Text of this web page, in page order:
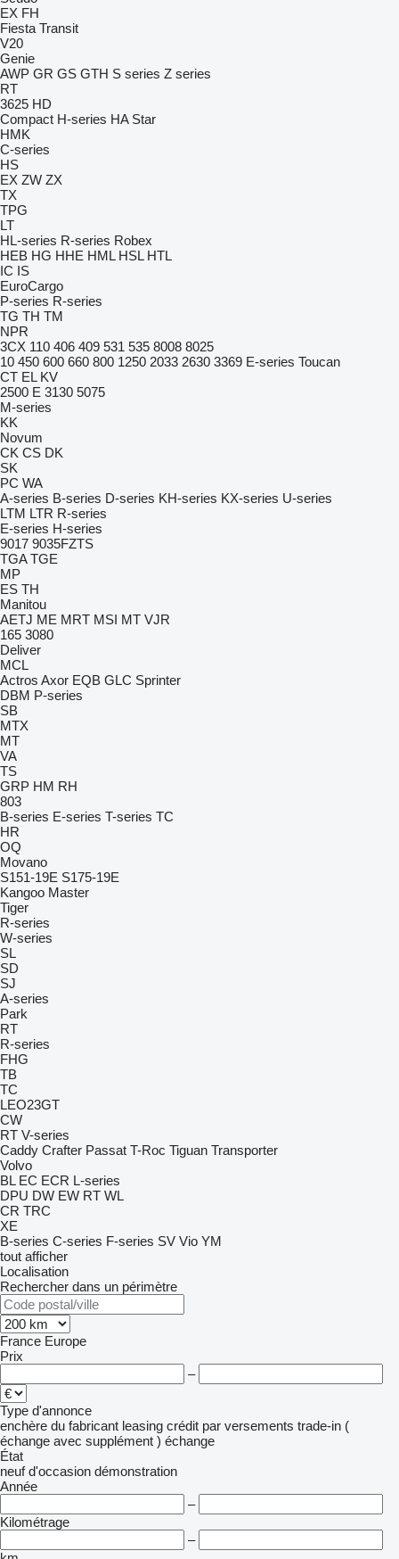
EX FH
Fiesta Transit
V20
Genie
AWP GR GS GTH S series Z series
RT
3625 HD
Compact H-series HA Star
HMK
C-series
HS
EX ZW ZX
TX
TPG
LT
HL-series R-series Robex
HEB HG HHE HML HSL HTL
IC IS
EuroCargo
P-series R-series
TG TH TM
NPR
3CX 110 406 409 531 535 8008 8025
10 450 600 660 800 1250 2033 2630 3369 E-series Toucan
CT EL KV
2500 E 3130 5075
M-series
KK
Novum
CK CS DK
SK
PC WA
A-series B-series D-series KH-series KX-series U-series
LTM LTR R-series
E-series H-series
9017 9035FZTS
TGA TGE
MP
ES TH
Manitou
AETJ ME MRT MSI MT VJR
165 3080
Deliver
MCL
Actros Axor EQB GLC Sprinter
DBM P-series
SB
MTX
MT
VA
TS
GRP HM RH
803
B-series E-series T-series TC
HR
OQ
Movano
S151-19E S175-19E
Kangoo Master
Tiger
R-series
W-series
SL
SD
SJ
A-series
Park
RT
R-series
FHG
TB
TC
LEO23GT
CW
RT V-series
Caddy Crafter Passat T-Roc Tiguan Transporter
Volvo
BL EC ECR L-series
DPU DW EW RT WL
CR TRC
XE
B-series C-series F-series SV Vio YM
tout afficher
Localisation
Rechercher dans un périmètre
France Europe
Prix
–
Type d'annonce
enchère du fabricant leasing crédit par versements trade-in (
échange avec supplément ) échange
État
neuf d'occasion démonstration
Année
–
Kilométrage
–